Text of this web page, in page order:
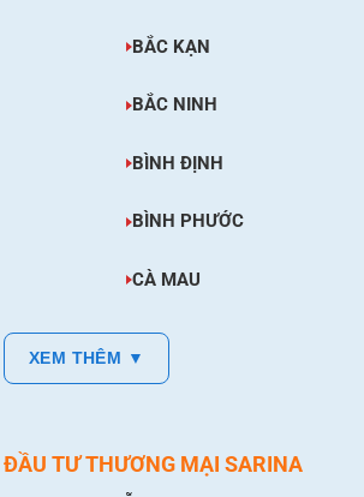
BẮC KẠN
BẮC NINH
BÌNH ĐỊNH
BÌNH PHƯỚC
CÀ MAU
XEM THÊM ▼
TƯ THƯƠNG MẠI SARINA